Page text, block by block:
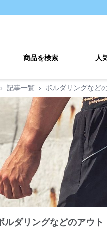
商品を検索 人
› 記事一覧 › ボルダリングなど
ルダリングなどのアウ